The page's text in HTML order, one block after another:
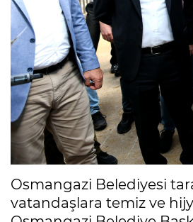
Osmangazi Belediyesi
vatandaşlara temiz ve